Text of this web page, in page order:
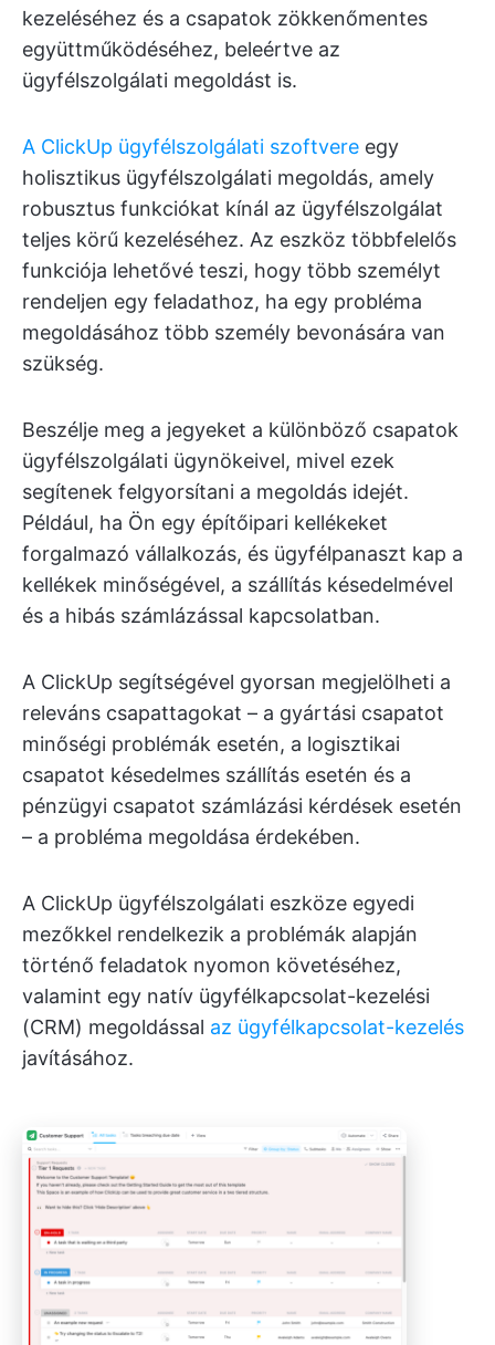
kezeléséhez és a csapatok zökkenőmentes
együttműködéséhez, beleértve az
ügyfélszolgálati megoldást is.
A ClickUp ügyfélszolgálati szoftvere egy
holisztikus ügyfélszolgálati megoldás, amely
robusztus funkciókat kínál az ügyfélszolgálat
teljes körű kezeléséhez. Az eszköz többfelelős
funkciója lehetővé teszi, hogy több személyt
rendeljen egy feladathoz, ha egy probléma
megoldásához több személy bevonására van
szükség.
Beszélje meg a jegyeket a különböző csapatok
ügyfélszolgálati ügynökeivel, mivel ezek
segítenek felgyorsítani a megoldás idejét.
Például, ha Ön egy építőipari kellékeket
forgalmazó vállalkozás, és ügyfélpanaszt kap a
kellékek minőségével, a szállítás késedelmével
és a hibás számlázással kapcsolatban.
A ClickUp segítségével gyorsan megjelölheti a
releváns csapattagokat – a gyártási csapatot
minőségi problémák esetén, a logisztikai
csapatot késedelmes szállítás esetén és a
pénzügyi csapatot számlázási kérdések esetén
– a probléma megoldása érdekében.
A ClickUp ügyfélszolgálati eszköze egyedi
mezőkkel rendelkezik a problémák alapján
történő feladatok nyomon követéséhez,
valamint egy natív ügyfélkapcsolat-kezelési
(CRM) megoldással az ügyfélkapcsolat-kezelés
javításához.